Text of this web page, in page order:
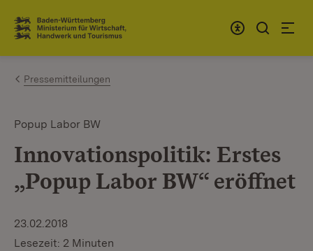
Zum Inhalt springen
Link zur Startseite
Pressemitteilungen
Popup Labor BW
Innovationspolitik: Erstes
„Popup Labor BW“ eröffnet
23.02.2018
Lesezeit: 2 Minuten